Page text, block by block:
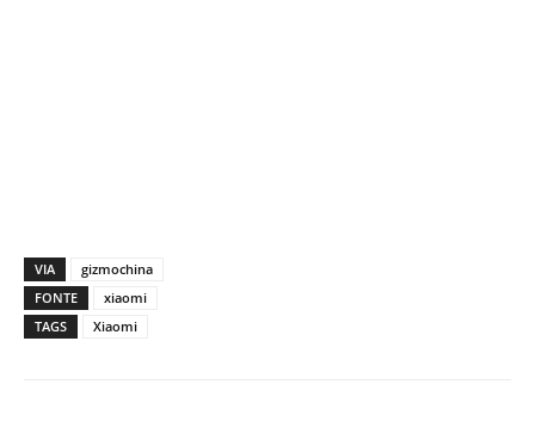
VIA
gizmochina
FONTE
xiaomi
TAGS
Xiaomi